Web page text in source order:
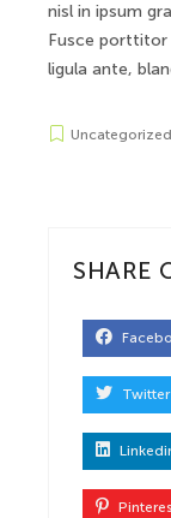
nisl in ipsum
Fusce porttitor
ligula ante,
Uncategorized
SHARE
Twitter